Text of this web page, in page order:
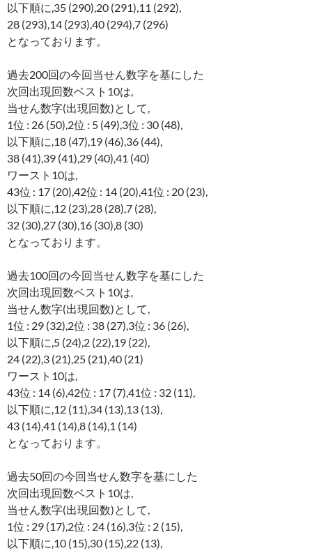
以下順に,35 (290),20 (291),11 (292),
28 (293),14 (293),40 (294),7 (296)
となっております。
過去200回の今回当せん数字を基にした
次回出現回数ベスト10は,
当せん数字(出現回数)として,
1位 : 26 (50),2位 : 5 (49),3位 : 30 (48),
以下順に,18 (47),19 (46),36 (44),
38 (41),39 (41),29 (40),41 (40)
ワースト10は,
43位 : 17 (20),42位 : 14 (20),41位 : 20 (23),
以下順に,12 (23),28 (28),7 (28),
32 (30),27 (30),16 (30),8 (30)
となっております。
過去100回の今回当せん数字を基にした
次回出現回数ベスト10は,
当せん数字(出現回数)として,
1位 : 29 (32),2位 : 38 (27),3位 : 36 (26),
以下順に,5 (24),2 (22),19 (22),
24 (22),3 (21),25 (21),40 (21)
ワースト10は,
43位 : 14 (6),42位 : 17 (7),41位 : 32 (11),
以下順に,12 (11),34 (13),13 (13),
43 (14),41 (14),8 (14),1 (14)
となっております。
過去50回の今回当せん数字を基にした
次回出現回数ベスト10は,
当せん数字(出現回数)として,
1位 : 29 (17),2位 : 24 (16),3位 : 2 (15),
以下順に,10 (15),30 (15),22 (13),